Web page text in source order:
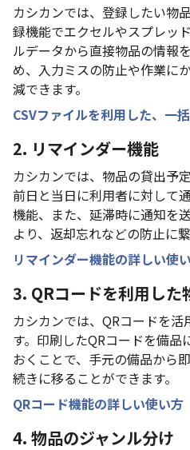
カシカンでは、登録したい物
録機能でエクセルやスプレッ
ルデータから直接物品の情報
め、入力ミスの防止や作業に
減できます。
CSVファイルを利用した、一
2. リマインダー機能
カシカンでは、物品の貸出予
前日と当日に利用者に対して
機能、また、延滞時に通知を
より、返却忘れなどの防止に繋
リマインダー機能の詳しい使
3. QRコードを利用した
カシカンでは、QRコードを
す。印刷したQRコードを備品
おくことで、手元の備品から
続きに移ることができます。
QRコード機能の詳しい使い方
4. 物品のジャンル分け